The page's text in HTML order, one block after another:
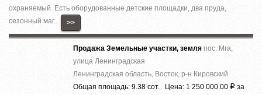
охраняемый. Есть оборудованные детские площадки, два пруда,
сезонный маг...
>>
Продажа Земельные участки, земля пос. Мга,
улица Ленинградская
Ленинградская область, Восток, р-н Кировский
Общая площадь: 9.38 сот. Цена: 1 250 000.00 Р за